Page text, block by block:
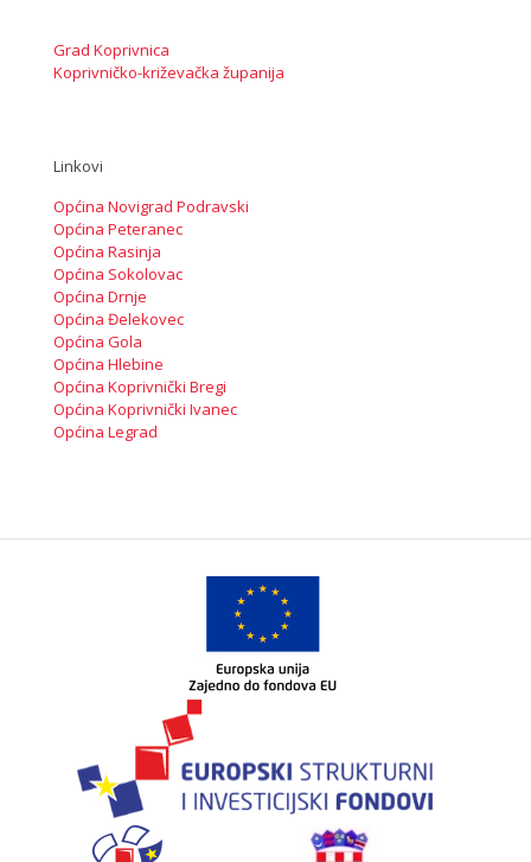
Grad Koprivnica
Koprivničko-križevačka županija
Linkovi
Općina Novigrad Podravski
Općina Peteranec
Općina Rasinja
Općina Sokolovac
Općina Drnje
Općina Đelekovec
Općina Gola
Općina Hlebine
Općina Koprivnički Bregi
Općina Koprivnički Ivanec
Općina Legrad